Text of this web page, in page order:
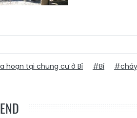
hoạn tại chung cư ở Bỉ #Bỉ